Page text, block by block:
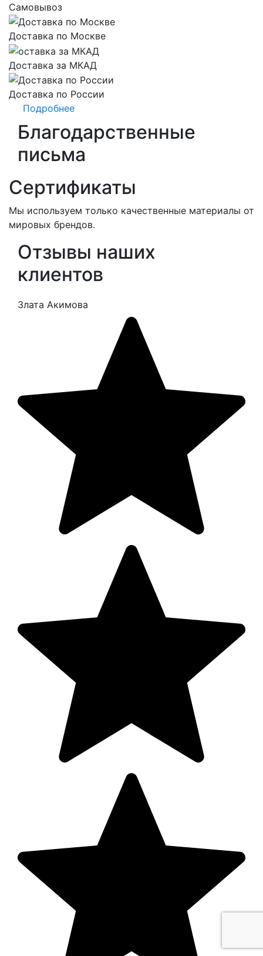
Самовывоз
Доставка по Москве
Доставка за МКАД
Доставка по России
Подробнее
Благодарственные
письма
Сертификаты
Мы используем только качественные материалы от
мировых брендов.
Отзывы наших
клиентов
Злата Акимова